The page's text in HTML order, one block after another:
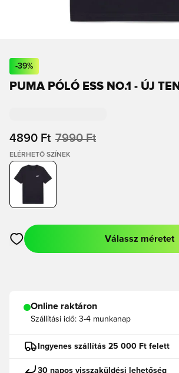
-39%
PUMA PÓLÓ ESS NO.1 - ÚJ
4890 Ft 7990 Ft
ELÉRHETŐ SZÍNEK
Megnyit egy modált a bejelentkezéshez
Válassz méretet
Online raktáron
Szállítási idő: 3-4 munkanap
Ingyenes szállítás 25 000 Ft felett
30 napos visszaküldési lehetőség